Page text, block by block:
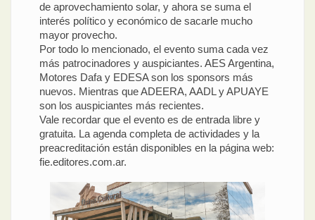
de aprovechamiento solar, y ahora se suma el
interés político y económico de sacarle mucho
mayor provecho.
Por todo lo mencionado, el evento suma cada vez
más patrocinadores y auspiciantes. AES Argentina,
Motores Dafa y EDESA son los sponsors más
nuevos. Mientras que ADEERA, AADL y APUAYE
son los auspiciantes más recientes.
Vale recordar que el evento es de entrada libre y
gratuita. La agenda completa de actividades y la
preacreditación están disponibles en la página web:
fie.editores.com.ar.